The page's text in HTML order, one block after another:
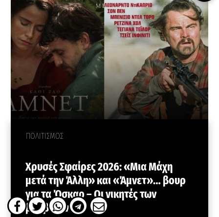
ΠΟΛΙΤΙΣΜΟΣ
Χρυσές Σφαίρες 2026: «Μια Μάχη
μετά την Άλλη» και «Άμνετ»… βουρ
για τα Όσκαρ – Οι νικητές των
βραβείων